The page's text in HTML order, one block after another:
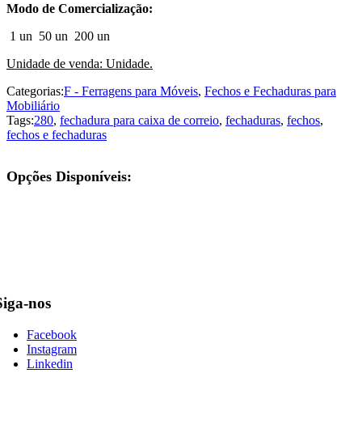
Modo de Comercialização:
1 un 50 un 200 un
Unidade de venda: Unidade.
Categorias:F - Ferragens para Móveis, Fechos e Fechaduras para
Mobiliário
Tags:280, fechadura para caixa de correio, fechaduras, fechos,
fechos e fechaduras
Opções Disponíveis:
nos
Facebook
Instagram
Linkedin